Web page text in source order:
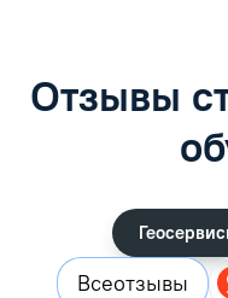
Отзывы
Всеотзывы